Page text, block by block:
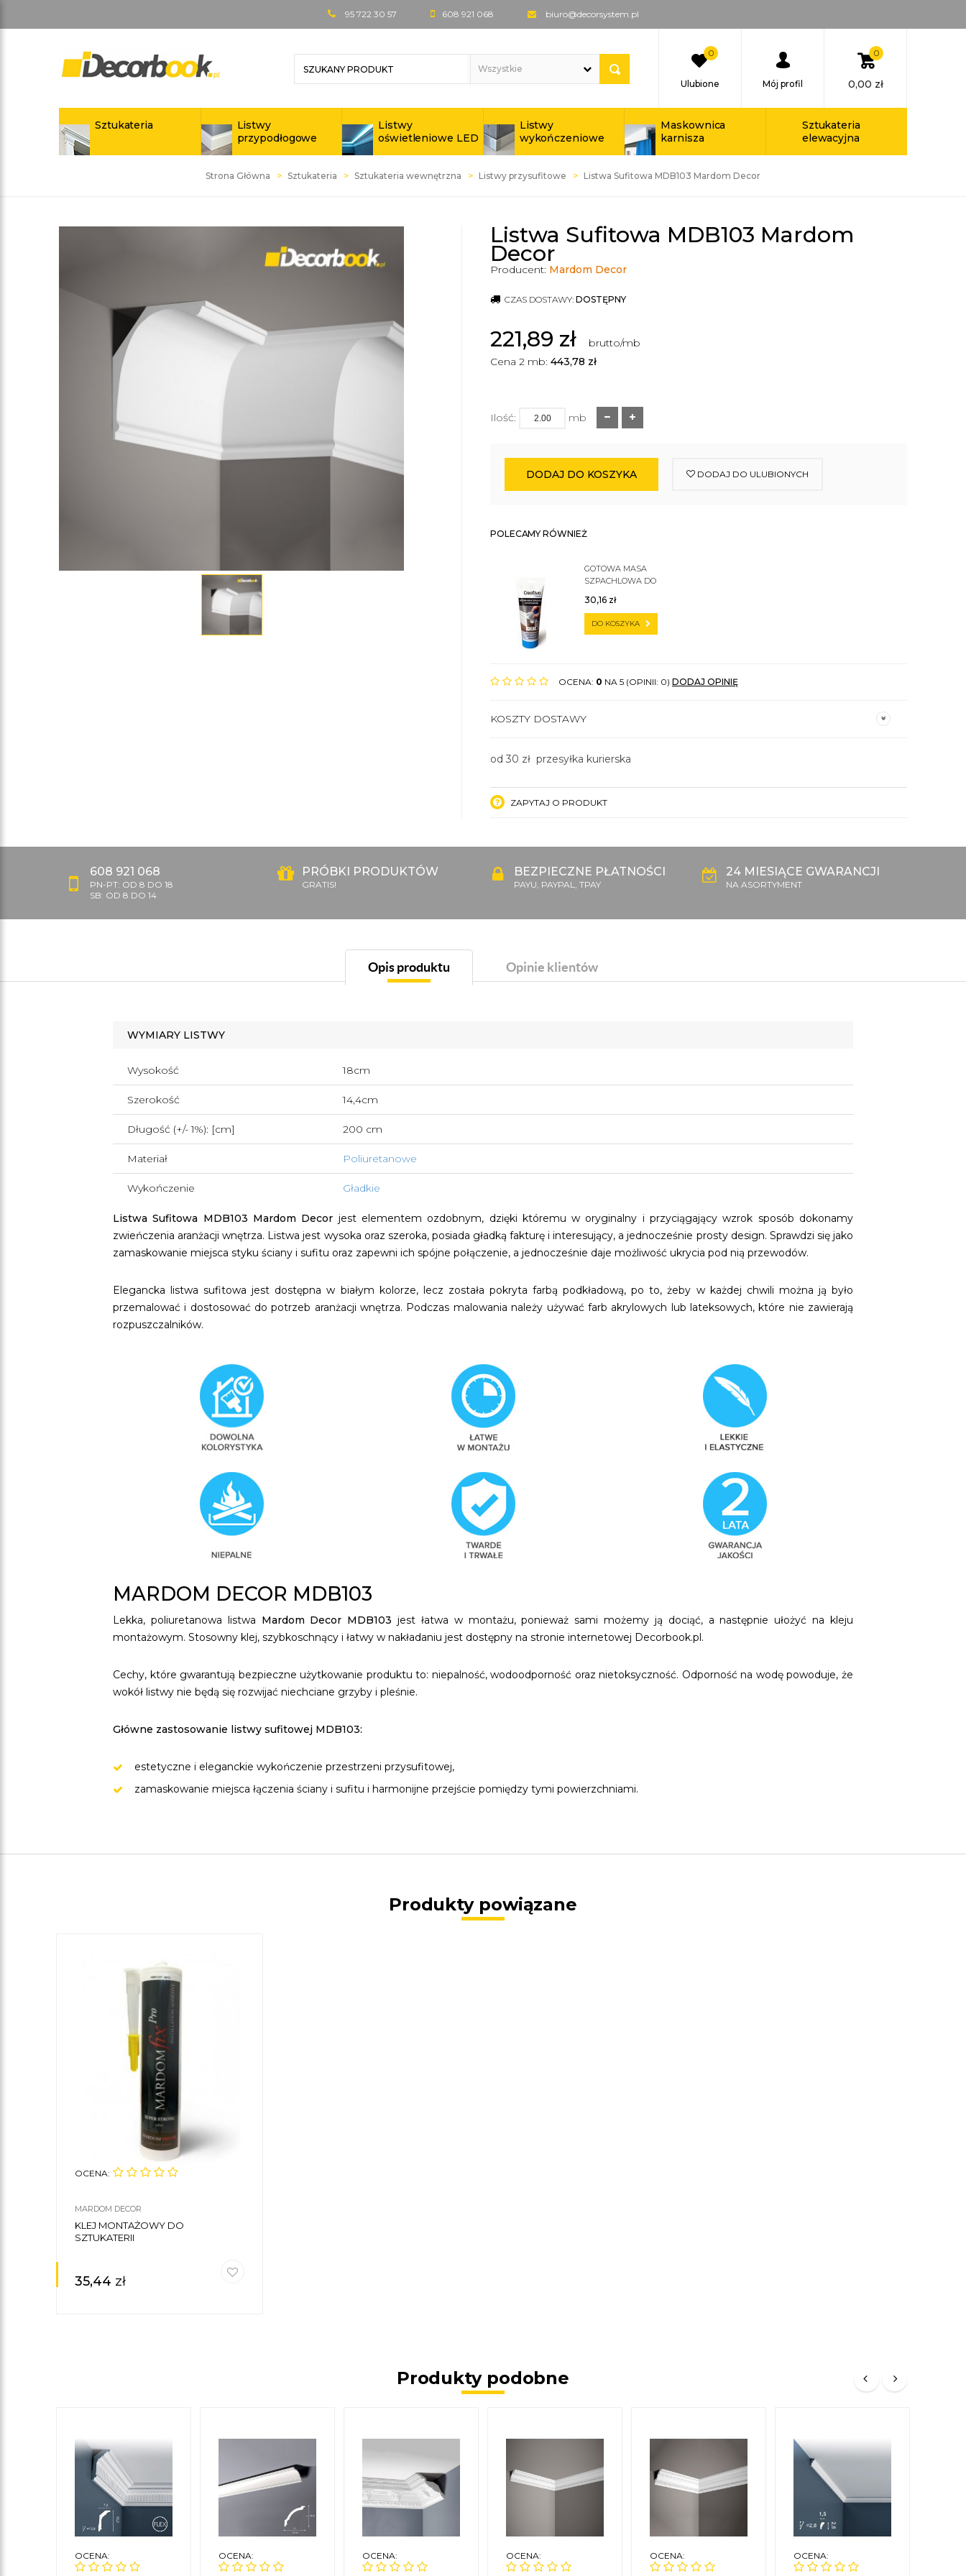
95 722 30 57 608 921 068 biuro@decorsystem.pl
0
Ulubione Mój profil
0
0,00 zł
Sztukateria
Listwy
przypodłogowe
Listwy
oświetleniowe LED
Listwy
wykończeniowe
Maskownica
karnisza
Sztukateria
elewacyjna
Strona Główna Sztukateria Sztukateria wewnętrzna Listwy przysufitowe Listwa Sufitowa MDB103 Mardom Decor
Listwa Sufitowa MDB103 Mardom
Decor
Producent: Mardom Decor
CZAS DOSTAWY: DOSTĘPNY
221,89 zł
brutto/mb
Cena 2 mb: 443,78 zł
Ilość: mb
DODAJ DO KOSZYKA DODAJ DO ULUBIONYCH
POLECAMY RÓWNIEŻ
GOTOWA MASA
SZPACHLOWA DO
30,16 zł
DO KOSZYKA
OCENA: 0 NA 5 (OPINII: 0) DODAJ OPINIĘ
KOSZTY DOSTAWY
od 30 zł przesyłka kurierska
ZAPYTAJ O PRODUKT
608 921 068
PN-PT: OD 8 DO 18
SB: OD 8 DO 14
PRÓBKI PRODUKTÓW
GRATIS!
BEZPIECZNE PŁATNOŚCI
PAYU, PAYPAL, TPAY
24 MIESIĄCE GWARANCJI
NA ASORTYMENT
Opis produktu Opinie klientów
WYMIARY LISTWY
Wysokość 18cm
Szerokość 14,4cm
Długość (+/- 1%): [cm] 200 cm
Materiał Poliuretanowe
Wykończenie Gładkie
Listwa Sufitowa MDB103 Mardom Decor jest elementem ozdobnym, dzięki któremu w oryginalny i przyciągający wzrok sposób dokonamy
zwieńczenia aranżacji wnętrza. Listwa jest wysoka oraz szeroka, posiada gładką fakturę i interesujący, a jednocześnie prosty design. Sprawdzi się jako
zamaskowanie miejsca styku ściany i sufitu oraz zapewni ich spójne połączenie, a jednocześnie daje możliwość ukrycia pod nią przewodów.
Elegancka listwa sufitowa jest dostępna w białym kolorze, lecz została pokryta farbą podkładową, po to, żeby w każdej chwili można ją było
przemalować i dostosować do potrzeb aranżacji wnętrza. Podczas malowania należy używać farb akrylowych lub lateksowych, które nie zawierają
rozpuszczalników.
MARDOM DECOR MDB103
Lekka, poliuretanowa listwa Mardom Decor MDB103 jest łatwa w montażu, ponieważ sami możemy ją dociąć, a następnie ułożyć na kleju
montażowym. Stosowny klej, szybkoschnący i łatwy w nakładaniu jest dostępny na stronie internetowej Decorbook.pl.
Cechy, które gwarantują bezpieczne użytkowanie produktu to: niepalność, wodoodporność oraz nietoksyczność. Odporność na wodę powoduje, że
wokół listwy nie będą się rozwijać niechciane grzyby i pleśnie.
Główne zastosowanie listwy sufitowej MDB103:
estetyczne i eleganckie wykończenie przestrzeni przysufitowej,
zamaskowanie miejsca łączenia ściany i sufitu i harmonijne przejście pomiędzy tymi powierzchniami.
Produkty powiązane
OCENA:
MARDOM DECOR
KLEJ MONTAŻOWY DO
SZTUKATERII
35,44 zł
Produkty podobne
OCENA: OCENA: OCENA: OCENA: OCENA: OCENA: